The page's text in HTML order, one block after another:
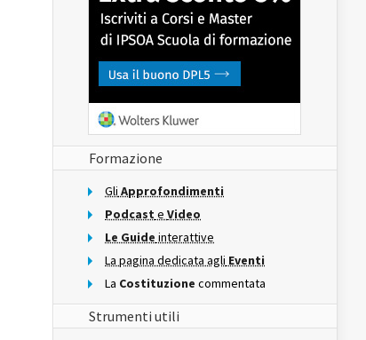
Formazione
Gli Approfondimenti
Podcast e Video
Le Guide interattive
La pagina dedicata agli Eventi
La Costituzione commentata
Strumenti utili